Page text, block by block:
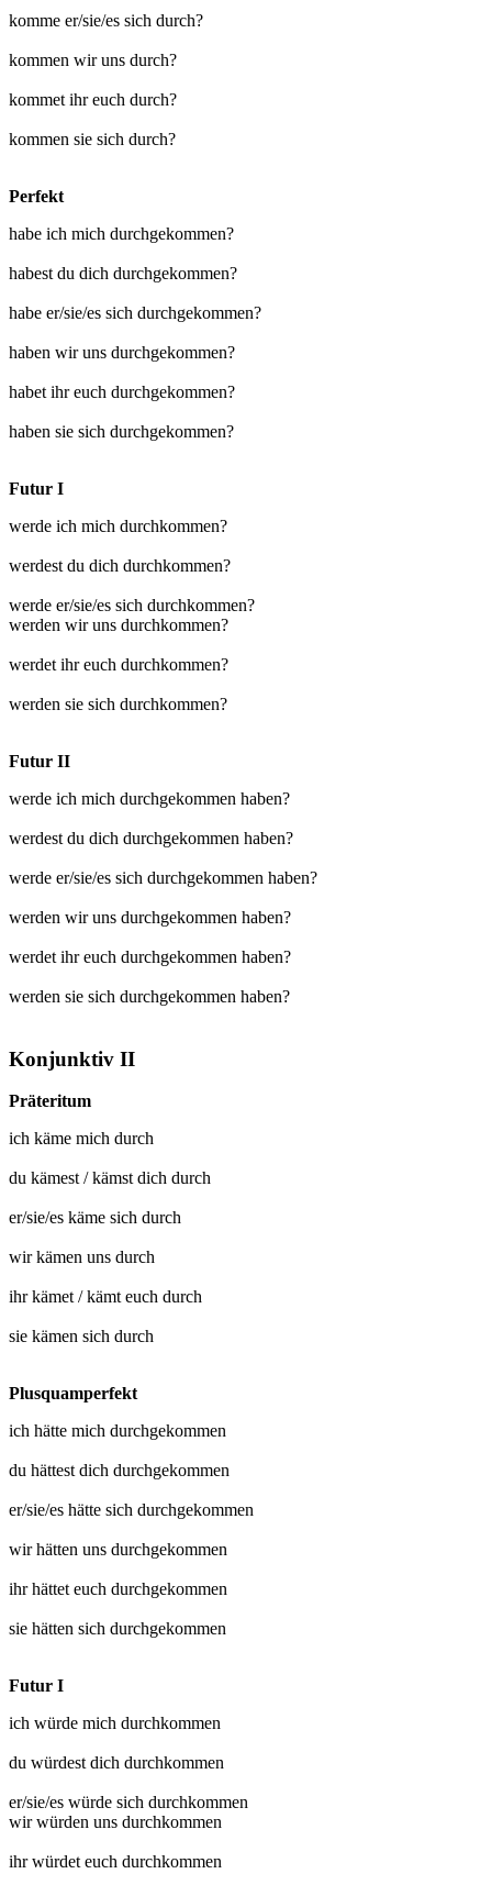
komme er/sie/es sich durch?
kommen wir uns durch?
kommet ihr euch durch?
kommen sie sich durch?
Perfekt
habe ich mich durchgekommen?
habest du dich durchgekommen?
habe er/sie/es sich durchgekommen?
haben wir uns durchgekommen?
habet ihr euch durchgekommen?
haben sie sich durchgekommen?
Futur I
werde ich mich durchkommen?
werdest du dich durchkommen?
werde er/sie/es sich durchkommen?
werden wir uns durchkommen?
werdet ihr euch durchkommen?
werden sie sich durchkommen?
Futur II
werde ich mich durchgekommen haben?
werdest du dich durchgekommen haben?
werde er/sie/es sich durchgekommen haben?
werden wir uns durchgekommen haben?
werdet ihr euch durchgekommen haben?
werden sie sich durchgekommen haben?
Konjunktiv II
Präteritum
ich käme mich durch
du kämest/kämst dich durch
er/sie/es käme sich durch
wirkämen uns durch
ihrkämet/kämt euch durch
sie kämen sich durch
Plusquamperfekt
ich hätte mich durchgekommen
du hättest dich durchgekommen
er/sie/es hätte sich durchgekommen
wir hätten uns durchgekommen
ihr hättet euch durchgekommen
sie hätten sich durchgekommen
Futur I
ich würde mich durchkommen
du würdest dich durchkommen
er/sie/es würde sich durchkommen
wir würden uns durchkommen
ihr würdet euch durchkommen